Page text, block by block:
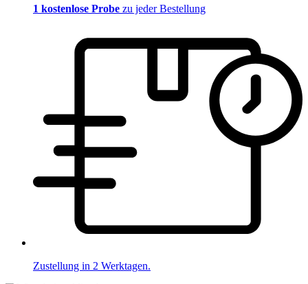
1 kostenlose Probe zu jeder Bestellung
Zustellung in 2 Werktagen.